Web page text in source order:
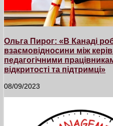
Ольга Пирог: «В Канаді
взаємовідносини між
педагогічними
відкритості та підтримці»
08/09/2023